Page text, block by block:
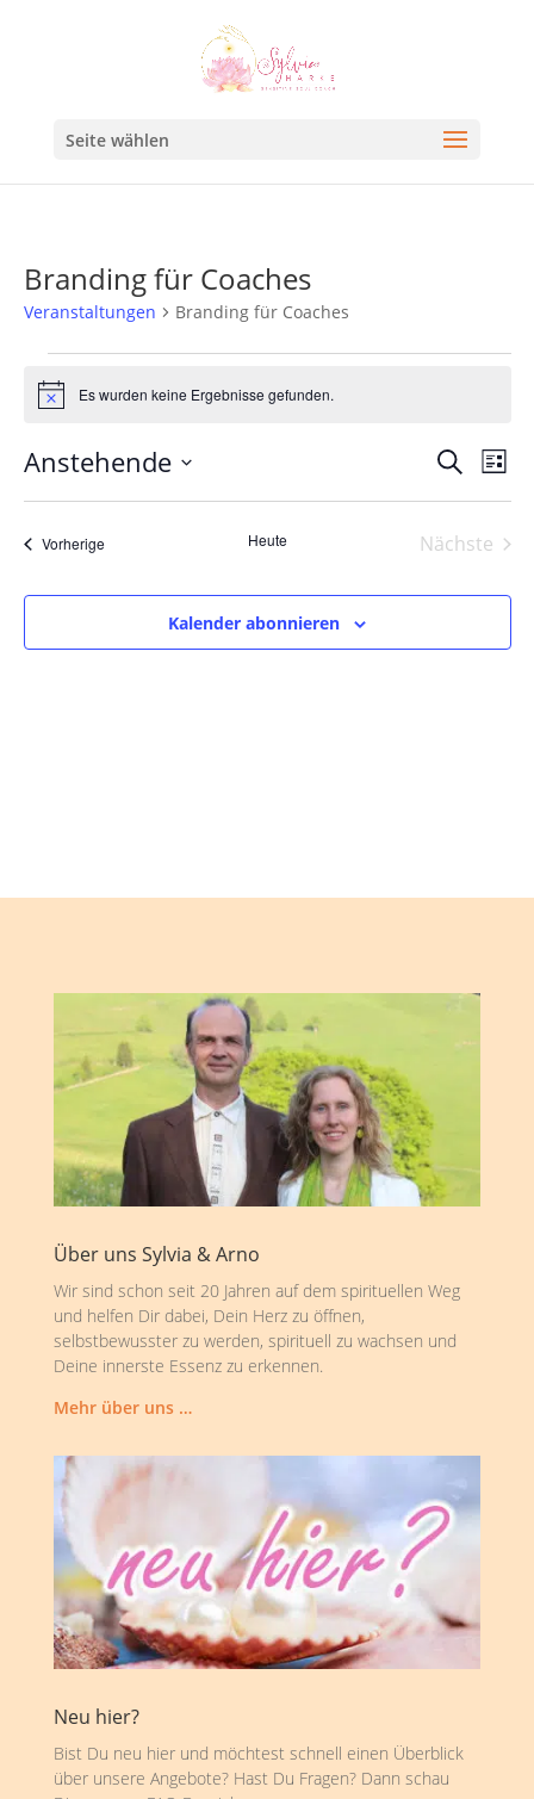
Seite wählen
Branding für Coaches
Veranstaltungen Branding für Coaches
HinweisEs wurden keine Ergebnisse gefunden.
Suche
und
SucheListe
Anstehende
Datum
wählen.
VorherigeVeranstaltungen Heute
Nächste
Kalender abonnieren
Über uns Sylvia & Arno
Wir sind schon seit 20 Jahren auf dem spirituellen Weg
und helfen Dir dabei, Dein Herz zu öffnen,
selbstbewusster zu werden, spirituell zu wachsen und
Deine innerste Essenz zu erkennen.
Mehr über uns …
Neu hier?
Bist Du neu hier und möchtest schnell einen Überblick
über unsere Angebote? Hast Du Fragen? Dann schau